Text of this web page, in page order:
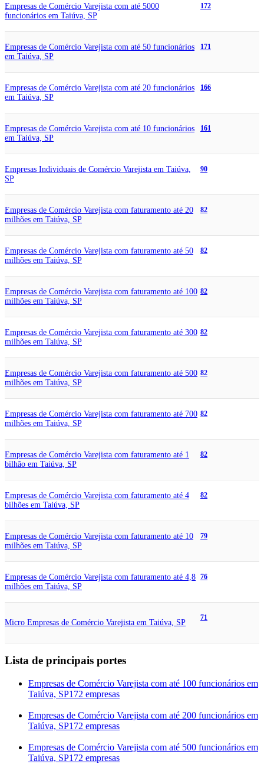
Empresas de Comércio Varejista com até 5000
funcionários em Taiúva, SP
172
Empresas de Comércio Varejista com até 50 funcionários
em Taiúva, SP
171
Empresas de Comércio Varejista com até 20 funcionários
em Taiúva, SP
166
Empresas de Comércio Varejista com até 10 funcionários
em Taiúva, SP
161
Empresas Individuais de Comércio Varejista em Taiúva,
SP
90
Empresas de Comércio Varejista com faturamento até 20
milhões em Taiúva, SP
82
Empresas de Comércio Varejista com faturamento até 50
milhões em Taiúva, SP
82
Empresas de Comércio Varejista com faturamento até 100
milhões em Taiúva, SP
82
Empresas de Comércio Varejista com faturamento até 300
milhões em Taiúva, SP
82
Empresas de Comércio Varejista com faturamento até 500
milhões em Taiúva, SP
82
Empresas de Comércio Varejista com faturamento até 700
milhões em Taiúva, SP
82
Empresas de Comércio Varejista com faturamento até 1
bilhão em Taiúva, SP
82
Empresas de Comércio Varejista com faturamento até 4
bilhões em Taiúva, SP
82
Empresas de Comércio Varejista com faturamento até 10
milhões em Taiúva, SP
79
Empresas de Comércio Varejista com faturamento até 4,8
milhões em Taiúva, SP
76
Micro Empresas de Comércio Varejista em Taiúva, SP
71
Lista de principais portes
Empresas de Comércio Varejista com até 100 funcionários em
Taiúva, SP172 empresas
Empresas de Comércio Varejista com até 200 funcionários em
Taiúva, SP172 empresas
Empresas de Comércio Varejista com até 500 funcionários em
Taiúva, SP172 empresas